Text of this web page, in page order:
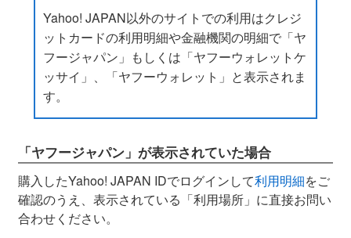
Yahoo! JAPAN以外のサイトでの利用はクレジ
ットカードの利用明細や金融機関の明細で「ヤ
フージャパン」もしくは「ヤフーウォレットケ
ッサイ」、「ヤフーウォレット」と表示されま
す。
「ヤフージャパン」が表示されていた場合
購入したYahoo! JAPAN IDでログインして利用明細をご
確認のうえ、表示されている「利用場所」に直接お問い
合わせください。